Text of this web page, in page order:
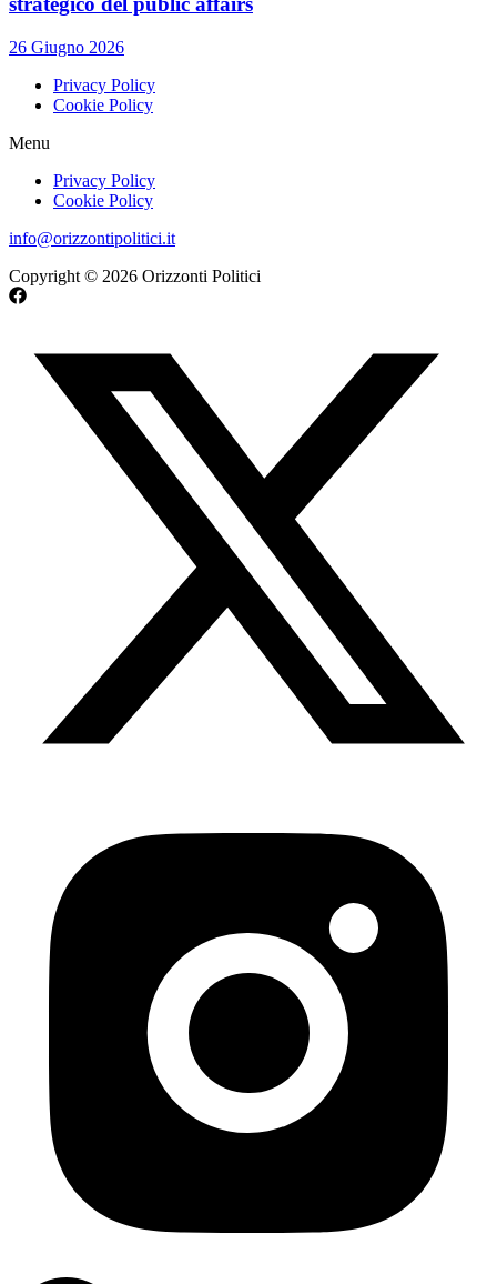
26 Giugno 2026
Privacy Policy
Cookie Policy
Menu
Privacy Policy
Cookie Policy
info@orizzontipolitici.it
Copyright © 2026 Orizzonti Politici